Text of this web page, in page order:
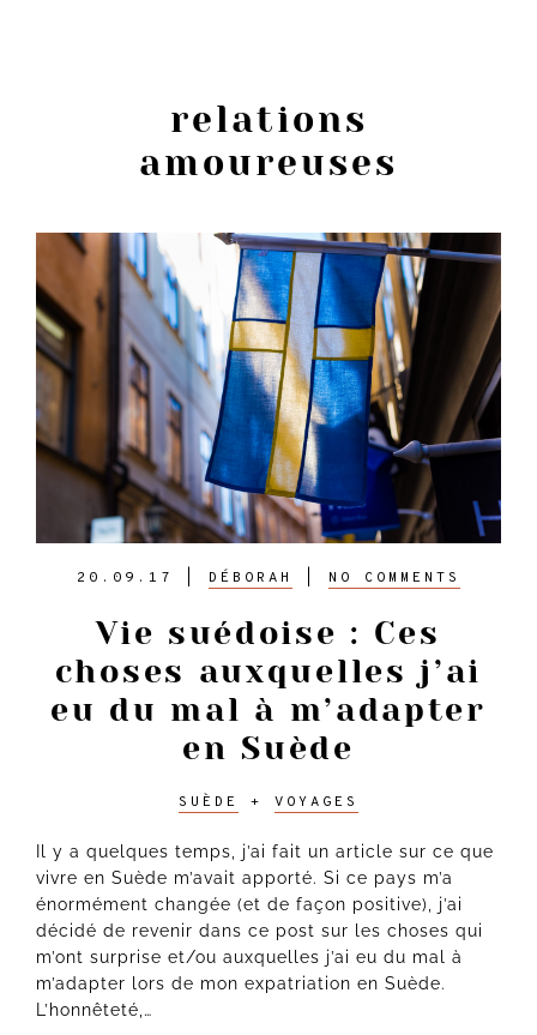
l'abeille
relations
amoureuses
20.09.17 DÉBORAH NO COMMENTS
Vie suédoise : Ces
choses auxquelles j’ai
eu du mal à m’adapter
en Suède
SUÈDE + VOYAGES
Il y a quelques temps, j’ai fait un article sur ce que
vivre en Suède m’avait apporté. Si ce pays m’a
énormément changée (et de façon positive), j’ai
décidé de revenir dans ce post sur les choses qui
m’ont surprise et/ou auxquelles j’ai eu du mal à
m’adapter lors de mon expatriation en Suède.
L’honnêteté,…